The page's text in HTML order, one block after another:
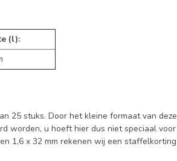
(l):
25 stuks. Door het kleine formaat van deze
worden, u hoeft hier dus niet speciaal voor
1,6 x 32 mm rekenen wij een staffelkorting